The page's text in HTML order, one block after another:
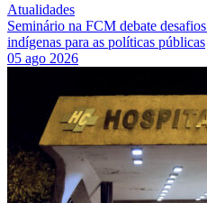
Atualidades
Seminário na FCM debate
indígenas para as políticas públicas
05 ago 2026